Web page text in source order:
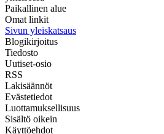
Paikallinen alue
Omat linkit
Sivun yleiskatsaus
Blogikirjoitus
Tiedosto
Uutiset-osio
RSS
Lakisäännöt
Evästetiedot
Luottamuksellisuus
Sisältö oikein
Käyttöehdot